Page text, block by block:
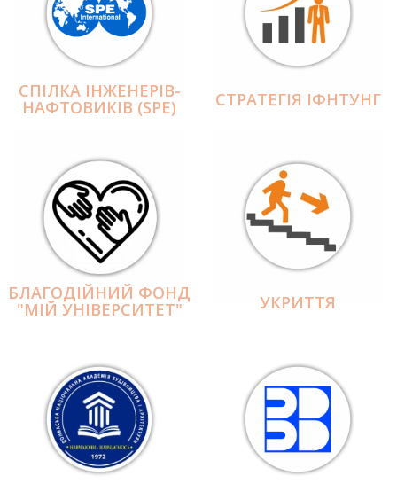
СПІЛКА ІНЖЕНЕРІВ-
НАФТОВИКІВ (SPE) СТРАТЕГІЯ ІФНТУНГ
БЛАГОДІЙНИЙ ФОНД
"МІЙ УНІВЕРСИТЕТ" УКРИТТЯ